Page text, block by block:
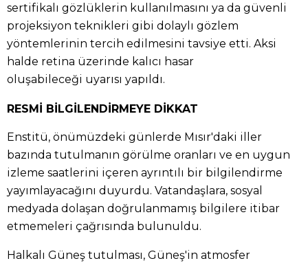
sertifikalı gözlüklerin kullanılmasını ya da güvenli
projeksiyon teknikleri gibi dolaylı gözlem
yöntemlerinin tercih edilmesini tavsiye etti. Aksi
halde retina üzerinde kalıcı hasar
oluşabileceği uyarısı yapıldı.
RESMİ BİLGİLENDİRMEYE DİKKAT
Enstitü, önümüzdeki günlerde Mısır'daki iller
bazında tutulmanın görülme oranları ve en uygun
izleme saatlerini içeren ayrıntılı bir bilgilendirme
yayımlayacağını duyurdu. Vatandaşlara, sosyal
medyada dolaşan doğrulanmamış bilgilere itibar
etmemeleri çağrısında bulunuldu.
Halkalı Güneş tutulması, Güneş'in atmosfer